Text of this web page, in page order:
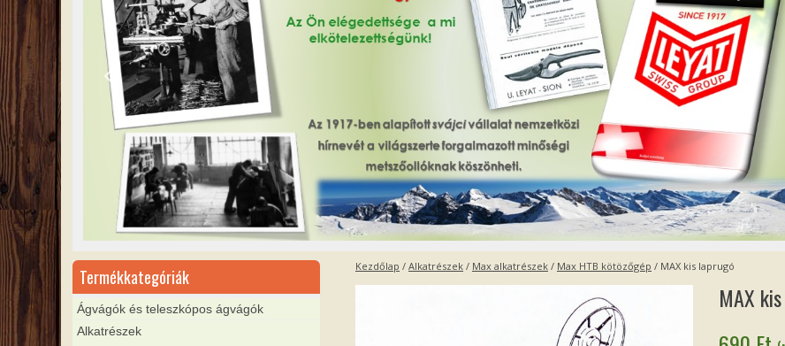
Kezdőlap / Alkatrészek / Max alkatrészek / Max HTB kötözőgép / MAX kis laprugó
MAX
Termékkategóriák
Ágvágók és teleszkópos ágvágók
Alkatrészek